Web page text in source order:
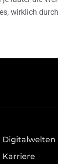
wirklich
Digitalwelten
Karriere